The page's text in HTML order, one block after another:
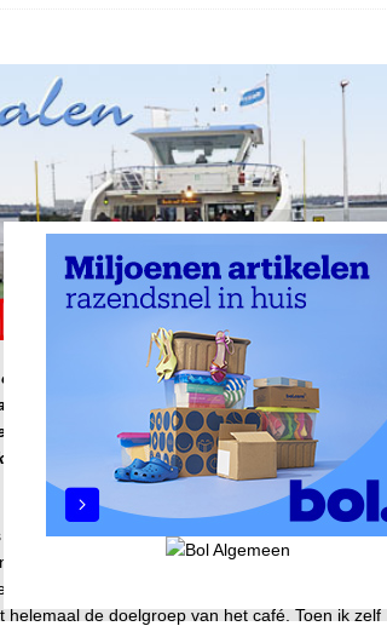
de steiger achter het Centraal, waar de
en vertrekken. Je hebt er mooi zicht
hard fietsen en rennen om het pontje
toeristen die niet weten welk pontje ze
voor de plattegrond van de pontjes en
vroeg ik in mijn beste Duits. Ze moesten naar
dat het pontje daar over tien minuten zou
de doelgroep van het café. Toen ik zelf